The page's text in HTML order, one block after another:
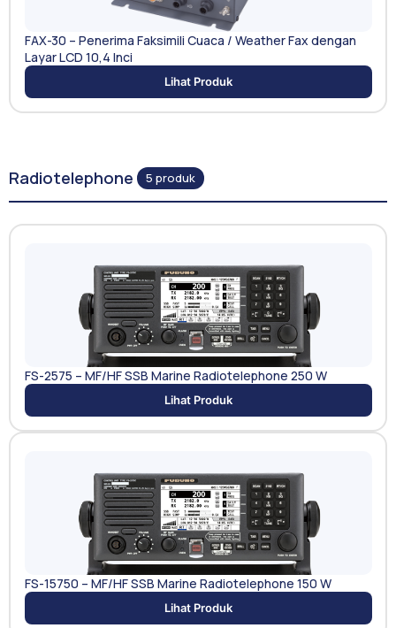
FAX-30 – Penerima Faksimili Cuaca / Weather Fax dengan
Layar LCD 10,4 Inci
Lihat Produk
Radiotelephone 5 produk
FS-2575 – MF/HF SSB Marine Radiotelephone 250 W
Lihat Produk
FS-15750 – MF/HF SSB Marine Radiotelephone 150 W
Lihat Produk